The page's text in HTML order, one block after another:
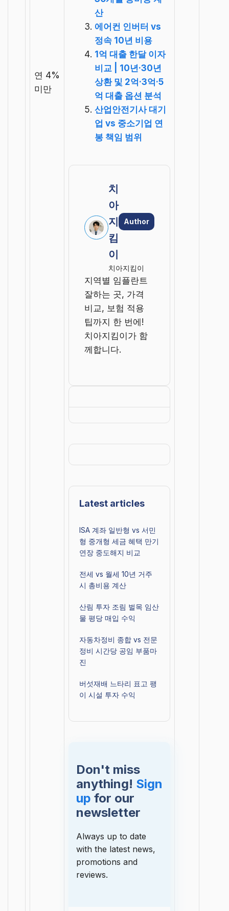
연 4%
미만
산
에어컨 인버터 vs
정속 10년 비용
1억 대출 한달 이자
비교 | 10년·30년
상환 및 2억·3억·5
억 대출 옵션 분석
산업안전기사 대기
업 vs 중소기업 연
봉 책임 범위
치
아
지
킴
이
Author
치아지킴이
지역별 임플란트
잘하는 곳, 가격
비교, 보험 적용
팁까지 한 번에!
치아지킴이가 함
께합니다.
Latest articles
ISA 계좌 일반형 vs 서민
형 중개형 세금 혜택 만기
연장 중도해지 비교
전세 vs 월세 10년 거주
시 총비용 계산
산림 투자 조림 벌목 임산
물 평당 매입 수익
자동차정비 종합 vs 전문
정비 시간당 공임 부품마
진
버섯재배 느타리 표고 팽
이 시설 투자 수익
Don't miss
anything! Sign
up for our
newsletter
Always up to date
with the latest news,
promotions and
reviews.